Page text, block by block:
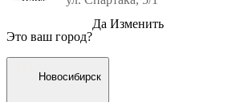
Это ваш город?
Да Изменить
Новосибирск